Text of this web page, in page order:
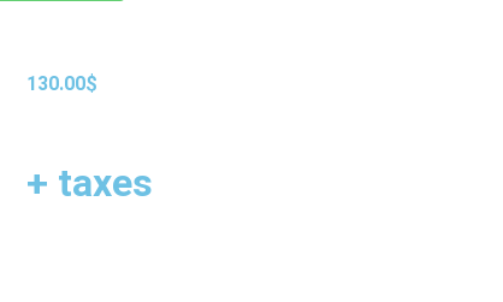
130.00$
+ taxes